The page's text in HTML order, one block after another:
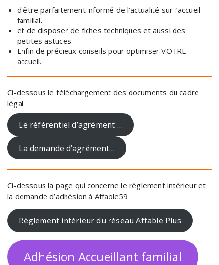
d’être parfaitement informé de l’actualité sur l’accueil
familial.
et de disposer de fiches techniques et aussi des
petites astuces
Enfin de précieux conseils pour optimiser VOTRE
accueil.
Ci-dessous le téléchargement des documents du cadre
légal
Le référentiel d’agrément …
La demande d’agrément…
Ci-dessous la page qui concerne le règlement intérieur et
la demande d’adhésion à Affable59
Règlement intérieur du réseau Affable Plus
Adhésion Accueillant familial